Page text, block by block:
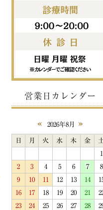
営業日カレンダー
« 2026年8月 »
日 月 火 水 木 金
1
2
3 4 5 6 7
8
9
10 11 12 13 14
16
17 18 19 20 21
23
24 25 26 27 28